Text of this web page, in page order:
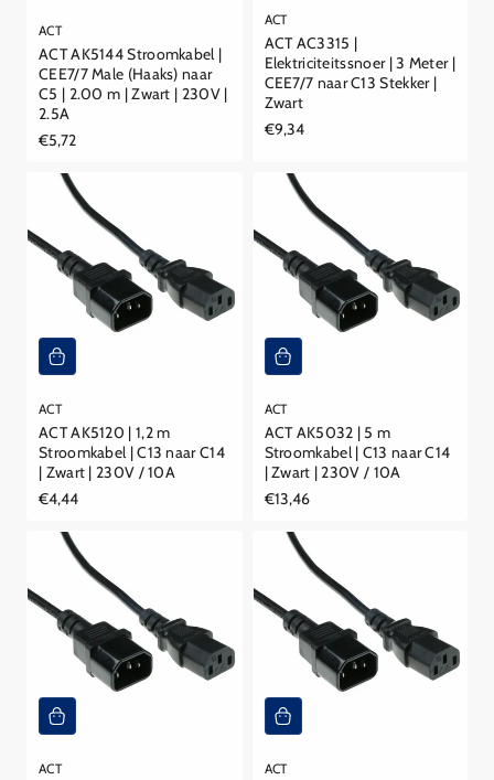
ACT
ACT AK5144 Stroomkabel |
CEE7/7 Male (Haaks) naar
C5 | 2.00 m | Zwart | 230V |
2.5A
Reguliere
€5,72
ACT
ACT AC3315 |
Elektriciteitssnoer | 3 Meter |
CEE7/7 naar C13 Stekker |
Zwart
Reguliere
€9,34
ACT
ACT AK5120 | 1,2 m
Stroomkabel | C13 naar C14
| Zwart | 230V / 10A
Reguliere
€4,44
ACT
ACT AK5032 | 5 m
Stroomkabel | C13 naar C14
| Zwart | 230V / 10A
Reguliere
€13,46
ACT ACT